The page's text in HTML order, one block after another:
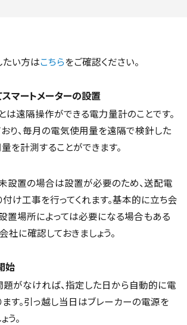
い方はこちらをご確認ください。
マートメーターの設置
は遠隔操作ができる電力量計のことです。
り、毎月の電気使用量を遠隔で検針した
を計測することができます。
設置の場合は設置が必要のため、送配電
け工事を行ってくれます。基本的に立ち会
置場所によっては必要になる場合もある
社に確認しておきましょう。
始
がなければ、指定した日から自動的に電
す。引っ越し当日はブレーカーの電源を
う。